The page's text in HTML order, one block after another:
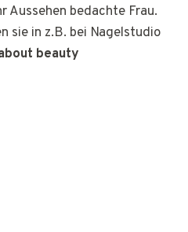
Aussehen bedachte Frau.
sie in z.B. bei Nagelstudio
beauty